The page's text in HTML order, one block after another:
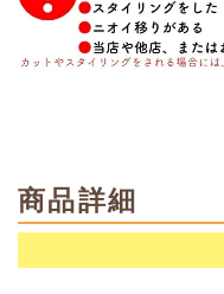
商品詳細